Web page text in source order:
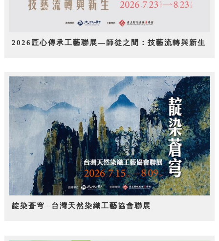
2026匠心傳承工藝聯展—師徒之間：技藝流轉與新生
靛染蒼穹─台灣天然染織工藝協會聯展